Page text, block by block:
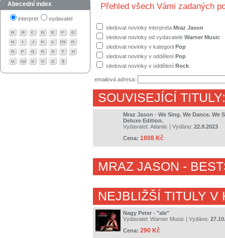
Abecední index
interpret vydavatel
Přehled všech Vámi zadaných
sledovat novinky interpreta Mraz Jason
sledovat novinky od vydavatele Warner Music
sledovat novinky v kategorii Pop
sledovat novinky v oddělení Pop
sledovat novinky v oddělení Rock
emailová adresa:
SOUVISEJÍCÍ TITULY:
Mraz Jason - We Sing. We Dance. We
Deluxe Edition.
Vydavatel: Atlantic | Vydáno: 22.9.2023
Cena: 1808 Kč
MRAZ JASON -
NEJBLIŽŠÍ TITULY V
Nagy Peter - "ale"
Vydavatel: Warner Music | Vydáno:
Cena: 290 Kč